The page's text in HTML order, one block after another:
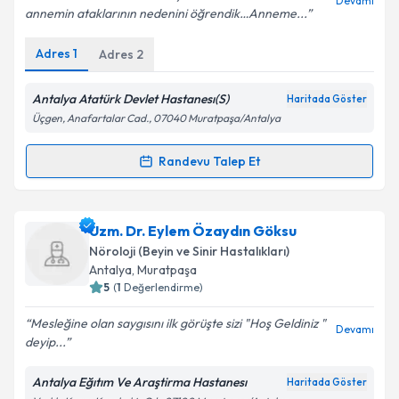
Kişisel verilerimin işlenmesine ilişkin
Metni'ni okudum ve kişisel verilerimin belirtilen
kapsamda işlenmesini kabul ediyorum.
Takvim Talebini Gönder
annemin ataklarının nedenini öğrendik…Anneme...
Adres 1 Adres 2
Antalya Atatürk Devlet Hastanesı(S) Haritada Göster
Üçgen, Anafartalar Cad., 07040 Muratpaşa/Antalya
Randevu Talep Et
Randevu Takvimi Talebi
Uzm. Dr. Kerim Hakan Özeniçin randevu takvimi
talebi oluşturun. Size bu uzmandan randevu almanız
için bir takvim hazırlandığında e-posta ile
bilgilendireceğiz.
E-posta Adresiniz
Uzm. Dr. Eylem Özaydın Göksu
Nöroloji (Beyin ve Sinir Hastalıkları)
Antalya, Muratpaşa
5 (1 Değerlendirme)
Mesleğine olan saygısını ilk görüşte sizi "Hoş Geldiniz "
deyip...
Devamı
Antalya Eğıtım Ve Araştirma Hastanesı Haritada Göster